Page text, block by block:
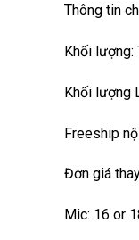
Thông tin
Khối lượng:
Khối lượng
Freeship
Đơn giá
Mic: 16 or